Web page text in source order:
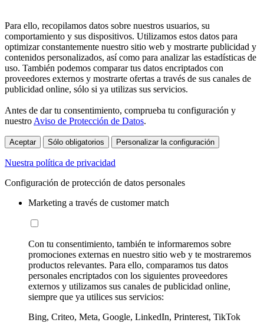
Para ello, recopilamos datos sobre nuestros usuarios, su
comportamiento y sus dispositivos. Utilizamos estos datos para
optimizar constantemente nuestro sitio web y mostrarte publicidad y
contenidos personalizados, así como para analizar las estadísticas de
uso. También podemos comparar tus datos encriptados con
proveedores externos y mostrarte ofertas a través de sus canales de
publicidad online, sólo si ya utilizas sus servicios.
Antes de dar tu consentimiento, comprueba tu configuración y
nuestro Aviso de Protección de Datos.
Aceptar Sólo obligatorios Personalizar la configuración
Nuestra política de privacidad
Configuración de protección de datos personales
Marketing a través de customer match
Con tu consentimiento, también te informaremos sobre
promociones externas en nuestro sitio web y te mostraremos
productos relevantes. Para ello, comparamos tus datos
personales encriptados con los siguientes proveedores
externos y utilizamos sus canales de publicidad online,
siempre que ya utilices sus servicios:
Bing, Criteo, Meta, Google, LinkedIn, Printerest, TikTok